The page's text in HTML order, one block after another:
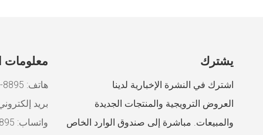
معلومات
هاتف: 8895-2587-180-86+
بريد
واتساب: 8618025878895+
يشترك
اشترك في النشرة الإخبارية لدينا
العروض الترويجية والمنتجات الجديدة
والمبيعات. مباشرة إلى صندوق الوارد الخاص